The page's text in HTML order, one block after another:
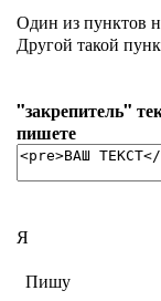
Один из пунктов
Другой такой
"закрепитель"
пишете
Я
  Пишу